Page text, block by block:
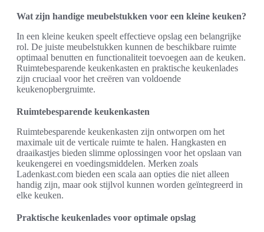
Wat zijn handige meubelstukken voor een kleine keuken?
In een kleine keuken speelt effectieve opslag een belangrijke
rol. De juiste meubelstukken kunnen de beschikbare ruimte
optimaal benutten en functionaliteit toevoegen aan de keuken.
Ruimtebesparende keukenkasten en praktische keukenlades
zijn cruciaal voor het creëren van voldoende
keukenopbergruimte.
Ruimtebesparende keukenkasten
Ruimtebesparende keukenkasten zijn ontworpen om het
maximale uit de verticale ruimte te halen. Hangkasten en
draaikastjes bieden slimme oplossingen voor het opslaan van
keukengerei en voedingsmiddelen. Merken zoals
Ladenkast.com bieden een scala aan opties die niet alleen
handig zijn, maar ook stijlvol kunnen worden geïntegreerd in
elke keuken.
Praktische keukenlades voor optimale opslag